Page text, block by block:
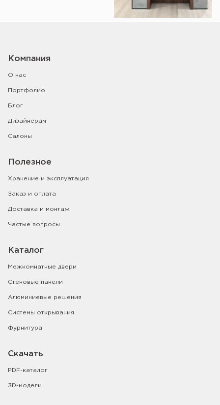
Показать ещё
Компания
О нас
Портфолио
Блог
Дизайнерам
Салоны
Полезное
Хранение и эксплуатация
Заказ и оплата
Доставка и монтаж
Частые вопросы
Каталог
Межкомнатные двери
Стеновые панели
Алюминиевые решения
Системы открывания
Фурнитура
Скачать
PDF-каталог
3D-модели